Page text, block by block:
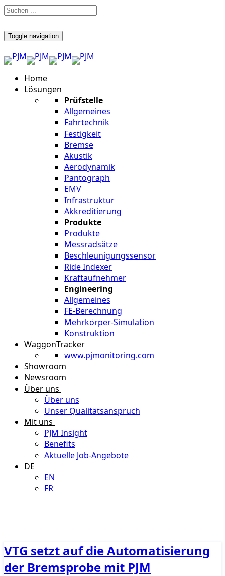
Toggle navigation
Home
Lösungen
Prüfstelle
Allgemeines
Fahrtechnik
Festigkeit
Bremse
Akustik
Aerodynamik
Pantograph
EMV
Infrastruktur
Akkreditierung
Produkte
Produkte
Messradsätze
Beschleunigungssensor
Ride Indexer
Kraftaufnehmer
Engineering
Allgemeines
FE-Berechnung
Mehrkörper-Simulation
Konstruktion
WaggonTracker
www.pjmonitoring.com
Showroom
Newsroom
Über uns
Über uns
Unser Qualitätsanspruch
Mit uns
PJM Insight
Benefits
Aktuelle Job-Angebote
DE
EN
FR
VTG setzt auf die Automatisierung
der Bremsprobe mit PJM